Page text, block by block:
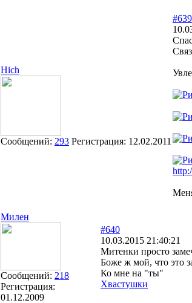
Hich
Сообщений: 293 Регистрация: 12.02.2011
#639
Милен
Сообщений: 218
Регистрация:
01.12.2009
#640
10.03.2015 21:40:21
Митенки просто
Боже ж мой, что это
Ко мне на "ты"
Хвастушки